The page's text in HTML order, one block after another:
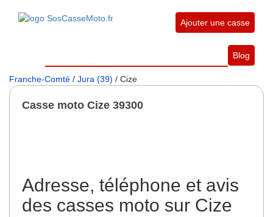
Ajouter une casse
Blog
Franche-Comté / Jura (39) / Cize
Casse moto Cize 39300
Adresse, téléphone et avis
des casses moto sur Cize